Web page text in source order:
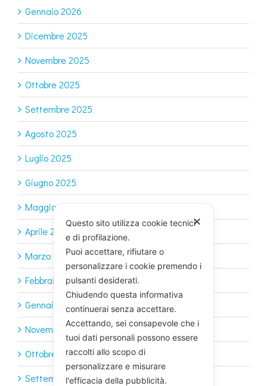
Gennaio 2026
Dicembre 2025
Novembre 2025
Ottobre 2025
Settembre 2025
Agosto 2025
Luglio 2025
Giugno 2025
Maggio 2025
Aprile 2025
Marzo 2025
Febbraio 2025
Gennaio 2025
Novembre 2024
Ottobre 2024
Settembre 2024
✕
Questo sito utilizza cookie tecnici
e di profilazione.
Puoi accettare, rifiutare o
personalizzare i cookie premendo i
pulsanti desiderati.
Chiudendo questa informativa
continuerai senza accettare.
Accettando, sei consapevole che i
tuoi dati personali possono essere
raccolti allo scopo di
personalizzare e misurare
l'efficacia della pubblicità.